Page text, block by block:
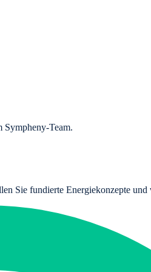
Team.
Sie fundierte Energiekonzepte